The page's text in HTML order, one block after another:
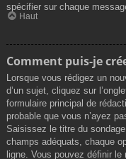
spécifier sur chaque
Haut
Comment puis-je
Lorsque vous rédigez un
d’un sujet, cliquez sur
formulaire principal de
probable que vous n’ayez
Saisissez le titre du
champs adéquats, chaque
ligne. Vous pouvez définir